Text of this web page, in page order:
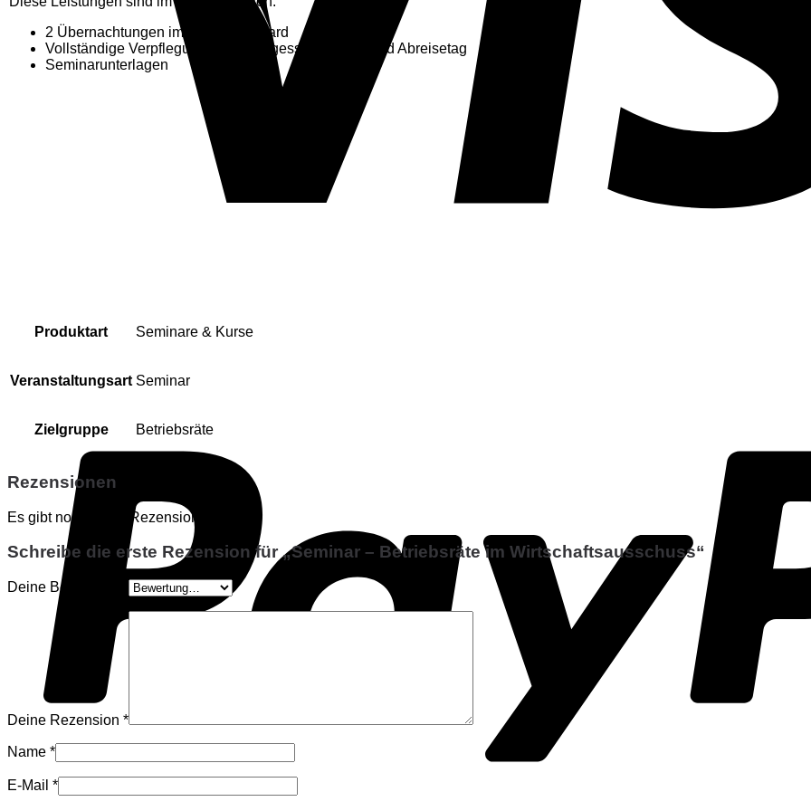
2 Übernachtungen im Hotel Courtyard
Vollständige Verpflegung inkl. Mittagessen am An- und Abreisetag
Seminarunterlagen
Produktart Seminare & Kurse
Veranstaltungsart Seminar
Zielgruppe Betriebsräte
Rezensionen
Es gibt noch keine Rezensionen.
Schreibe die erste Rezension für „Seminar – Betriebsräte im Wirtschaftsausschuss“
Deine Bewertung
Deine Rezension *
Name *
E-Mail *